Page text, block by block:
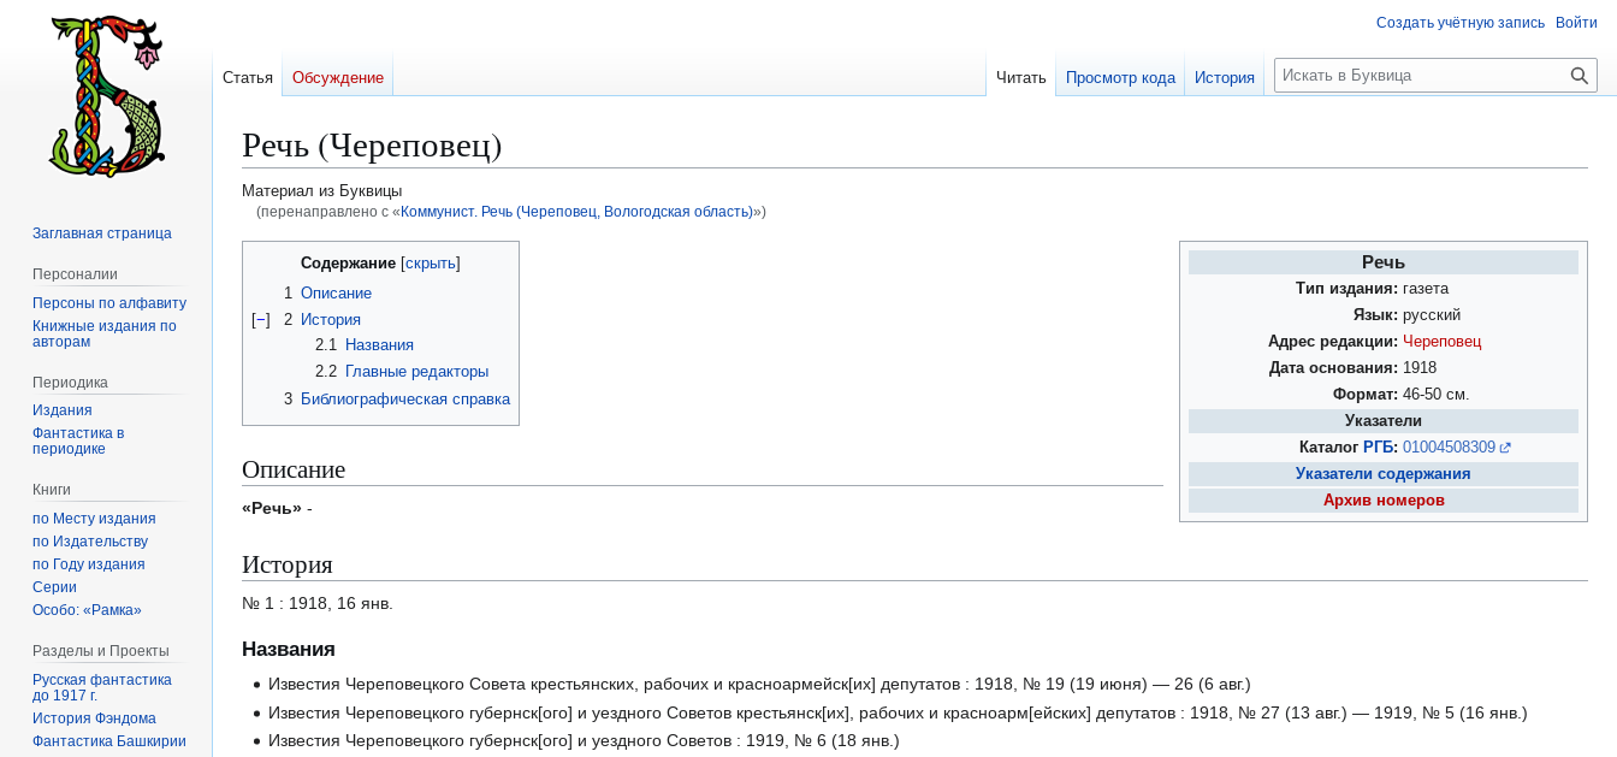
Речь (Череповец)
Материал из Буквицы
(перенаправлено с « Коммунист. Речь (Череповец, Вологодская область)»)
Перейти
Перейти
Речь
Тип издания: газета
Язык: русский
Адрес редакции: Череповец
Дата основания: 1918
Формат: 46-50 см.
Указатели
Каталог РГБ: 01004508309
Указатели содержания
Архив номеров
Содержание
1 Описание
[−] 2
История
2.1
Названия
2.2 Главные редакторы
3 Библиографическая справка
Описание
«Речь» -
История
№ 1 : 1918, 16 янв.
Названия
Известия Череповецкого Совета крестьянских, рабочих и красноармейск[их] депутатов : 1918, № 19 (19 июня) — 26 (6 авг.)
Известия Череповецкого губернск[ого] и уездного Советов крестьянск[их], рабочих и красноарм[ейских] депутатов : 1918, № 27 (13 авг.) — 1919, № 5 (16 янв.)
Известия Череповецкого губернск[ого] и уездного Советов : 1919, № 6 (18 янв.)
Создать учётную запись Войти
Статья Обсуждение Читать Просмотр кода История
П
о
к
Заглавная страница
Персоналии
Персоны по алфавиту
Книжные издания по
авторам
Периодика
Издания
Фантастика в
периодике
Книги
по Месту издания
по Издательству
по Году издания
Серии
Особо: «Рамка»
Разделы и Проекты
Русская фантастика
до 1917 г.
История Фэндома
Фантастика Башкирии